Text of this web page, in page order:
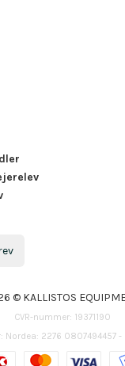
© KALLISTOS
CVR-nummer: 19371190
Nordea: 2276 0807494457 -